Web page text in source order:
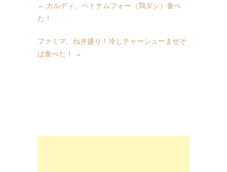
← カルディ、ベトナムフォー（鶏ダシ）食べ
た！
ファミマ、ねぎ盛り！冷しチャーシューまぜそ
ば食べた！
→